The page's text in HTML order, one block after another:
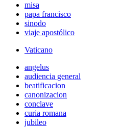
misa
papa francisco
sinodo
viaje apostólico
Vaticano
angelus
audiencia general
beatificacion
canonizacion
conclave
curia romana
jubileo